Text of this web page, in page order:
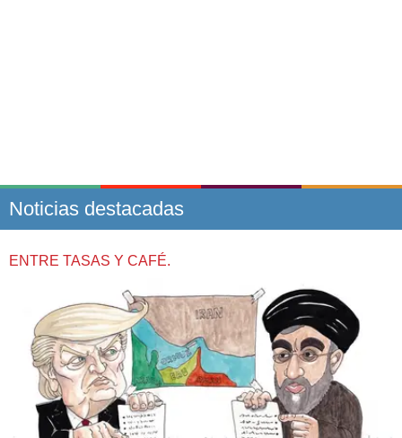
Noticias destacadas
ENTRE TASAS Y CAFÉ.